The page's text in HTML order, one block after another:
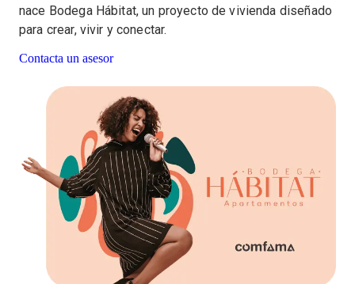
nace Bodega Hábitat, un proyecto de vivienda diseñado
para crear, vivir y conectar.
Contacta un asesor